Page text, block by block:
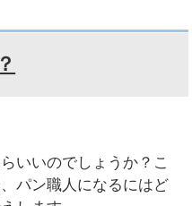
いいのでしょうか？こ
パン職人になるにはど